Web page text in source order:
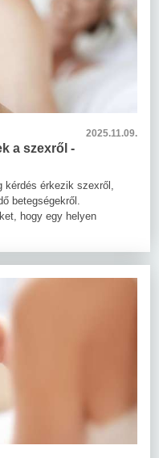
2025.11.09.
a szexről -
érkezik szexről,
betegségekről.
hogy egy helyen